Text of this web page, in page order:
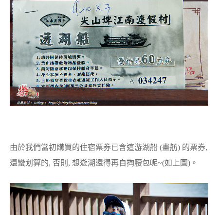
由於我們當初購買的住宿票券已含這游湖船 (畫舫) 的票券,
還蠻划算的, 否則, 想遊湖還得再自掏腰包呢~(如上圖)。